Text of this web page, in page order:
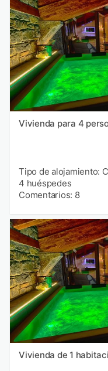
Vivienda para 4
Tipo de alojamiento:
4 huéspedes
Comentarios: 8
Vivienda de 1